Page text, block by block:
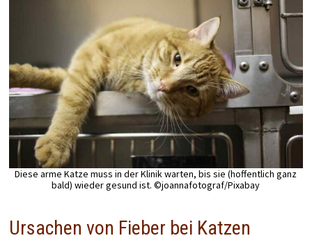
Diese arme Katze muss in der Klinik warten, bis sie (hoffentlich ganz
bald) wieder gesund ist. ©joannafotograf/Pixabay
Ursachen von Fieber bei Katzen